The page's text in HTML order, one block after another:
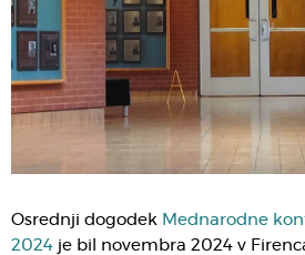
Osrednji dogodek Mednarodne
2024 je bil novembra 2024 v